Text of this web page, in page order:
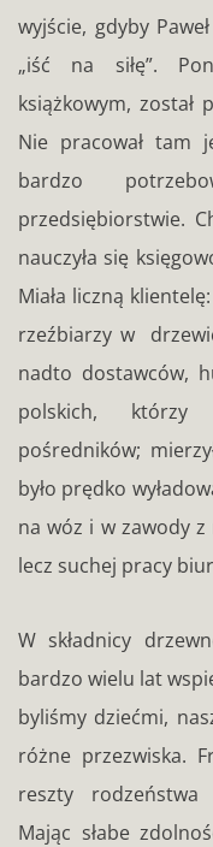
wyjście, gdyby
„iść na siłę”.
książkowym, został
Nie pracował tam
bardzo
przedsiębiorstwie.
nauczyła się
Miała liczną
rzeźbiarzy w
nadto dostawców,
polskich, którzy
pośredników;
było prędko
na wóz i w zawody
lecz suchej pracy
W składnicy
bardzo wielu lat
byliśmy dziećmi,
różne przezwiska.
reszty
Mając słabe